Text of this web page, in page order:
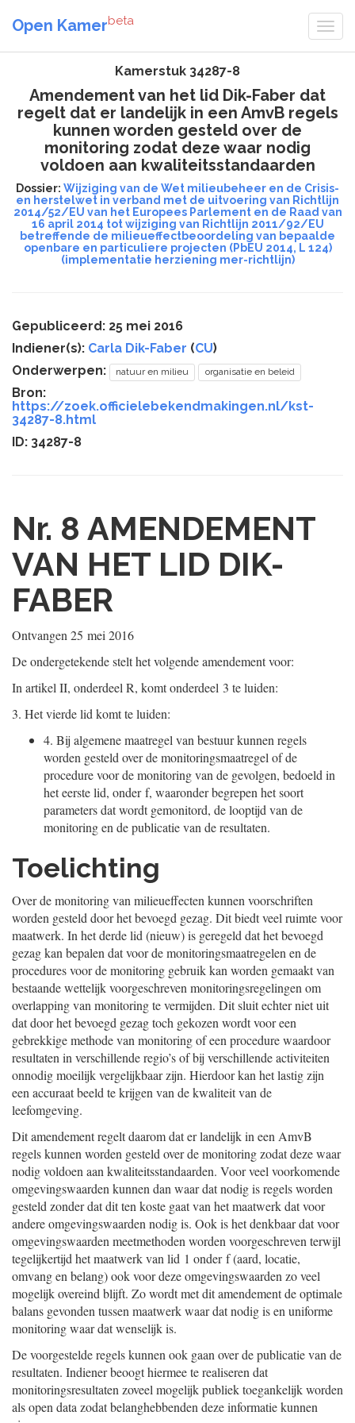
Open Kamerbeta
Kamerstuk 34287-8
Amendement van het lid Dik-Faber dat
regelt dat er landelijk in een AmvB regels
kunnen worden gesteld over de
monitoring zodat deze waar nodig
voldoen aan kwaliteitsstandaarden
Dossier: Wijziging van de Wet milieubeheer en de Crisis-
en herstelwet in verband met de uitvoering van Richtlijn
2014/52/EU van het Europees Parlement en de Raad van
16 april 2014 tot wijziging van Richtlijn 2011/92/EU
betreffende de milieueffectbeoordeling van bepaalde
openbare en particuliere projecten (PbEU 2014, L 124)
(implementatie herziening mer-richtlijn)
Gepubliceerd: 25 mei 2016
Indiener(s): Carla Dik-Faber (CU)
Onderwerpen:
natuur en milieu organisatie en beleid
Bron:
https://zoek.officielebekendmakingen.nl/kst-
34287-8.html
ID: 34287-8
Nr. 8 AMENDEMENT
VAN HET LID DIK-
FABER
Ontvangen 25 mei 2016
De ondergetekende stelt het volgende amendement voor:
In artikel II, onderdeel R, komt onderdeel 3 te luiden:
3. Het vierde lid komt te luiden:
4. Bij algemene maatregel van bestuur kunnen regels
worden gesteld over de monitoringsmaatregel of de
procedure voor de monitoring van de gevolgen, bedoeld in
het eerste lid, onder f, waaronder begrepen het soort
parameters dat wordt gemonitord, de looptijd van de
monitoring en de publicatie van de resultaten.
Toelichting
Over de monitoring van milieueffecten kunnen voorschriften
worden gesteld door het bevoegd gezag. Dit biedt veel ruimte voor
maatwerk. In het derde lid (nieuw) is geregeld dat het bevoegd
gezag kan bepalen dat voor de monitoringsmaatregelen en de
procedures voor de monitoring gebruik kan worden gemaakt van
bestaande wettelijk voorgeschreven monitoringsregelingen om
overlapping van monitoring te vermijden. Dit sluit echter niet uit
dat door het bevoegd gezag toch gekozen wordt voor een
gebrekkige methode van monitoring of een procedure waardoor
resultaten in verschillende regio’s of bij verschillende activiteiten
onnodig moeilijk vergelijkbaar zijn. Hierdoor kan het lastig zijn
een accuraat beeld te krijgen van de kwaliteit van de
leefomgeving.
Dit amendement regelt daarom dat er landelijk in een AmvB
regels kunnen worden gesteld over de monitoring zodat deze waar
nodig voldoen aan kwaliteitsstandaarden. Voor veel voorkomende
omgevingswaarden kunnen dan waar dat nodig is regels worden
gesteld zonder dat dit ten koste gaat van het maatwerk dat voor
andere omgevingswaarden nodig is. Ook is het denkbaar dat voor
omgevingswaarden meetmethoden worden voorgeschreven terwijl
tegelijkertijd het maatwerk van lid 1 onder f (aard, locatie,
omvang en belang) ook voor deze omgevingswaarden zo veel
mogelijk overeind blijft. Zo wordt met dit amendement de optimale
balans gevonden tussen maatwerk waar dat nodig is en uniforme
monitoring waar dat wenselijk is.
De voorgestelde regels kunnen ook gaan over de publicatie van de
resultaten. Indiener beoogt hiermee te realiseren dat
monitoringsresultaten zoveel mogelijk publiek toegankelijk worden
als open data zodat belanghebbenden deze informatie kunnen